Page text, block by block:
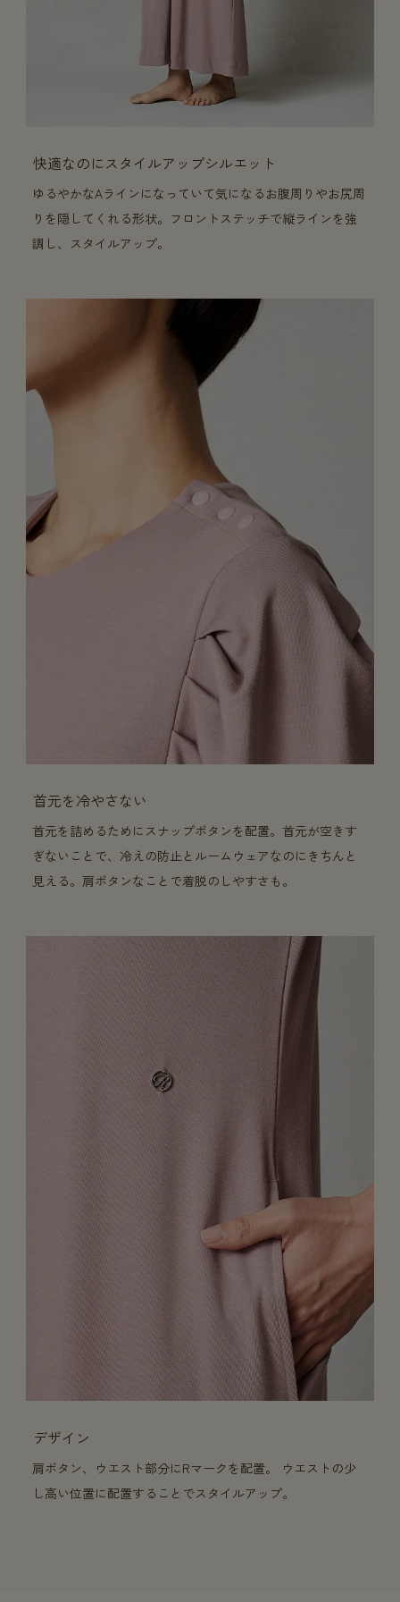
快適なのにスタイルアップシルエット
ゆるやかなAラインになっていて気になるお腹周りやお尻周
りを隠してくれる形状。フロントステッチで縦ラインを強
調し、スタイルアップ。
首元を冷やさない
首元を詰めるためにスナップボタンを配置。首元が空きす
ぎないことで、冷えの防止とルームウェアなのにきちんと
見える。肩ボタンなことで着脱のしやすさも。
デザイン
肩ボタン、ウエスト部分にRマークを配置。 ウエストの少
し高い位置に配置することでスタイルアップ。